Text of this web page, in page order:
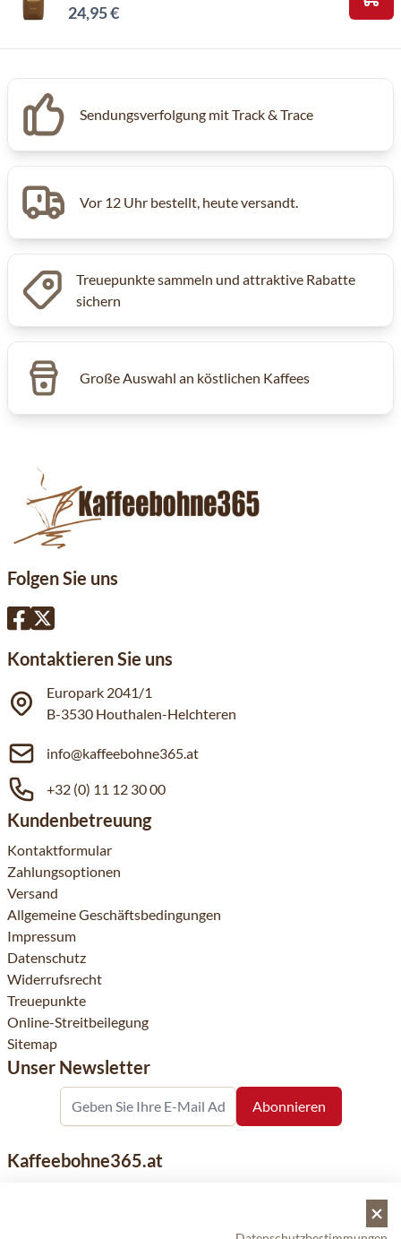
24,95 €
In
Sendungsverfolgung mit Track & Trace
Vor 12 Uhr bestellt, heute versandt.
Treuepunkte sammeln und attraktive Rabatte
sichern
Große Auswahl an köstlichen Kaffees
Folgen Sie uns
Kontaktieren Sie uns
Europark 2041/1
B-3530 Houthalen-Helchteren
info@kaffeebohne365.at
+32 (0) 11 12 30 00
Kundenbetreuung
Kontaktformular
Zahlungsoptionen
Versand
Allgemeine Geschäftsbedingungen
Impressum
Datenschutz
Widerrufsrecht
Treuepunkte
Online-Streitbeilegung
Sitemap
Unser Newsletter
Kaffeebohne365.at
bekannter nationaler und internationaler Marken ist eine